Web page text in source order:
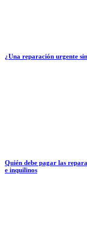
¿Una reparación urgente
Quién debe pagar las
e inquilinos